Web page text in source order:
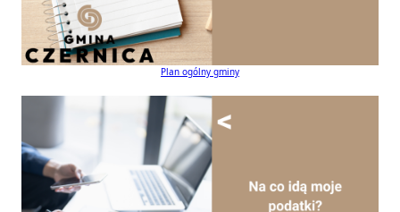
Plan ogólny gminy